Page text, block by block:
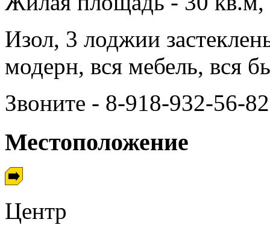
Изол, 3 лоджии
модерн, вся мебель, вся
Звоните - 8-918-932-56-82
Местоположение
Центр